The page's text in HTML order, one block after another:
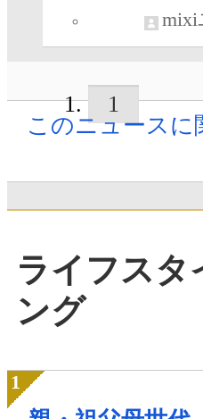
mixi
1
このニュースに
ライフスタ
ング